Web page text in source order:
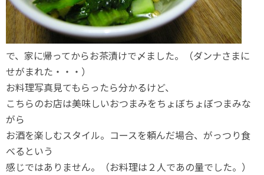
で、家に帰ってからお茶漬けで〆ました。（ダンナさまに
せがまれた・・・）
お料理写真見てもらったら分かるけど、
こちらのお店は美味しいおつまみをちょぼちょぼつまみな
がら
お酒を楽しむスタイル。コースを頼んだ場合、がっつり食
べるという
感じではありません。（お料理は２人であの量でした。）